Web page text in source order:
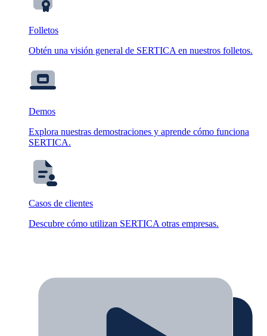
Folletos
Obtén una visión general de SERTICA en nuestros folletos.
Demos
Explora nuestras demostraciones y aprende cómo funciona
SERTICA.
Casos de clientes
Descubre cómo utilizan SERTICA otras empresas.